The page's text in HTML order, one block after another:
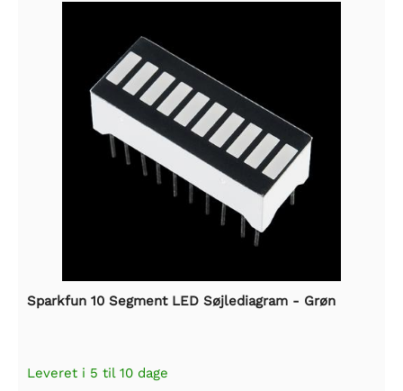
Sparkfun 10 Segment LED Søjlediagram - Grøn
Leveret i 5 til 10 dage